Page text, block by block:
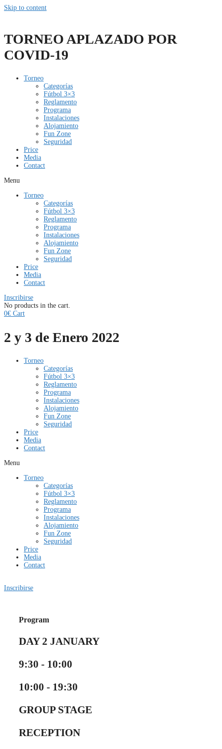
Skip to content
TORNEO APLAZADO POR
COVID-19
Torneo
Categorías
Fútbol 3×3
Reglamento
Programa
Instalaciones
Alojamiento
Fun Zone
Seguridad
Price
Media
Contact
Menu
Torneo
Categorías
Fútbol 3×3
Reglamento
Programa
Instalaciones
Alojamiento
Fun Zone
Seguridad
Price
Media
Contact
Inscribirse
No products in the cart.
0€ Cart
2 y 3 de Enero 2022
Torneo
Categorías
Fútbol 3×3
Reglamento
Programa
Instalaciones
Alojamiento
Fun Zone
Seguridad
Price
Media
Contact
Menu
Torneo
Categorías
Fútbol 3×3
Reglamento
Programa
Instalaciones
Alojamiento
Fun Zone
Seguridad
Price
Media
Contact
Inscribirse
Program
DAY2 JANUARY
9:30 - 10:00
10:00 - 19:30
GROUP STAGE
RECEPTION